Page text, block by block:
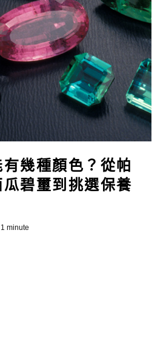
幾種顏色？從帕
碧璽到挑選保養
1 minute